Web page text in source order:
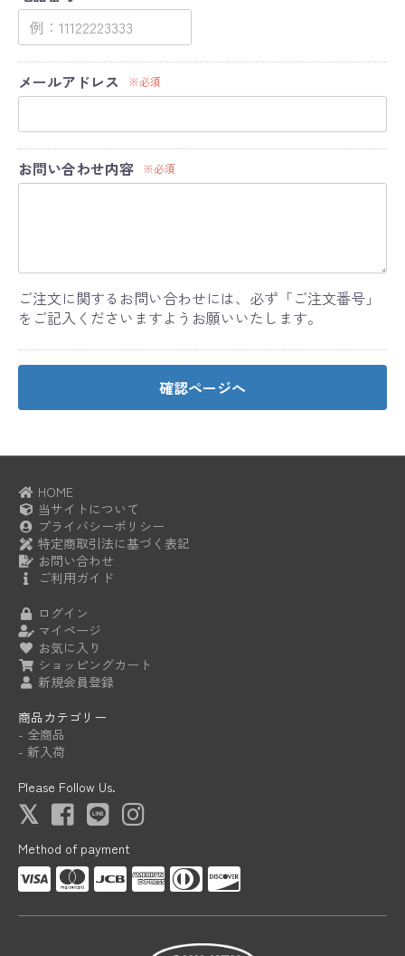
メールアドレス ※必須
お問い合わせ内容 ※必須
ご注文に関するお問い合わせには、必ず「ご注文番号」
をご記入くださいますようお願いいたします。
確認ページへ
HOME
当サイトについて
プライバシーポリシー
特定商取引法に基づく表記
お問い合わせ
ご利用ガイド
ログイン
マイページ
お気に入り
ショッピングカート
新規会員登録
商品カテゴリー
- 全商品
- 新入荷
Please Follow Us.
Method of payment